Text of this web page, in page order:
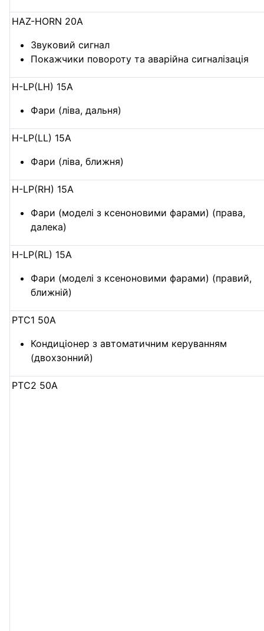
HAZ-HORN 20А
Звуковий сигнал
Покажчики повороту та аварійна сигналізація
H-LP(LH) 15А
Фари (ліва, дальня)
H-LP(LL) 15А
Фари (ліва, ближня)
H-LP(RH) 15А
Фари (моделі з ксеноновими фарами) (права,
далека)
H-LP(RL) 15А
Фари (моделі з ксеноновими фарами) (правий,
ближній)
PTC1 50A
Кондиціонер з автоматичним керуванням
(двохзонний)
PTC2 50А